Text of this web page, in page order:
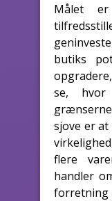
Målet
butiks
se,
sjove er
flere
handler
forretning